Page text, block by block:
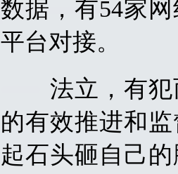
数据，有54家
平台对接。
法立，有犯
的有效推进和
起石头砸自己